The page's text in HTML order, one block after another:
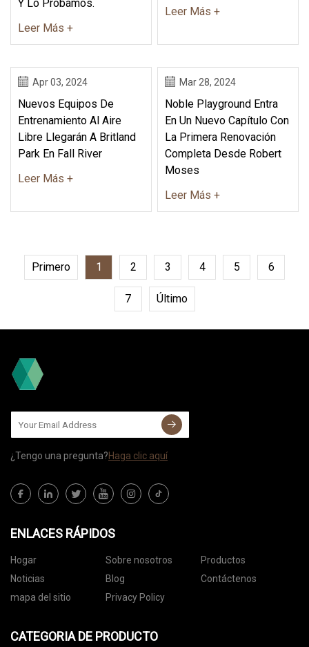
Y Lo Probamos.
Leer Más +
Leer Más +
Apr 03, 2024
Nuevos Equipos De
Entrenamiento Al Aire
Libre Llegarán A Britland
Park En Fall River
Leer Más +
Mar 28, 2024
Noble Playground Entra
En Un Nuevo Capítulo Con
La Primera Renovación
Completa Desde Robert
Moses
Leer Más +
Primero 1 2 3 4 5 6
7 Último
¿Tengo una pregunta?Haga clic aquí
ENLACES RÁPIDOS
Hogar Sobre nosotros
Productos
Noticias
Blog
Contáctenos
mapa del sitio
Privacy Policy
CATEGORIA DE PRODUCTO